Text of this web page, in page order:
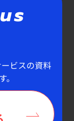
ビスの資料